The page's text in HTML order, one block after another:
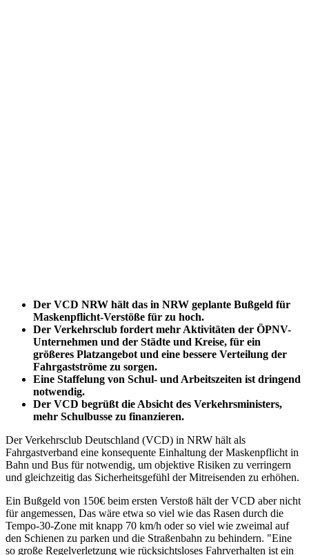
Der VCD NRW hält das in NRW geplante Bußgeld für
Maskenpflicht-Verstöße für zu hoch.
Der Verkehrsclub fordert mehr Aktivitäten der ÖPNV-
Unternehmen und der Städte und Kreise, für ein
größeres Platzangebot und eine bessere Verteilung der
Fahrgastströme zu sorgen.
Eine Staffelung von Schul- und Arbeitszeiten ist dringend
notwendig.
Der VCD begrüßt die Absicht des Verkehrsministers,
mehr Schulbusse zu finanzieren.
Der Verkehrsclub Deutschland (VCD) in NRW hält als
Fahrgastverband eine konsequente Einhaltung der Maskenpflicht in
Bahn und Bus für notwendig, um objektive Risiken zu verringern
und gleichzeitig das Sicherheitsgefühl der Mitreisenden zu erhöhen.
Ein Bußgeld von 150€ beim ersten Verstoß hält der VCD aber nicht
für angemessen, Das wäre etwa so viel wie das Rasen durch die
Tempo-30-Zone mit knapp 70 km/h oder so viel wie zweimal auf
den Schienen zu parken und die Straßenbahn zu behindern. "Eine
so große Regelverletzung wie rücksichtsloses Fahrverhalten ist ein